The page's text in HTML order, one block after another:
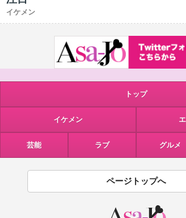
イケメン
トップ
イケメン
芸能 ラブ グルメ
ページトップへ